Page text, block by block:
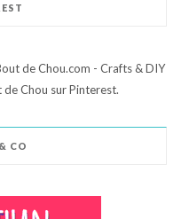
de Chou.com - Crafts & DIY
Chou sur Pinterest.
CO